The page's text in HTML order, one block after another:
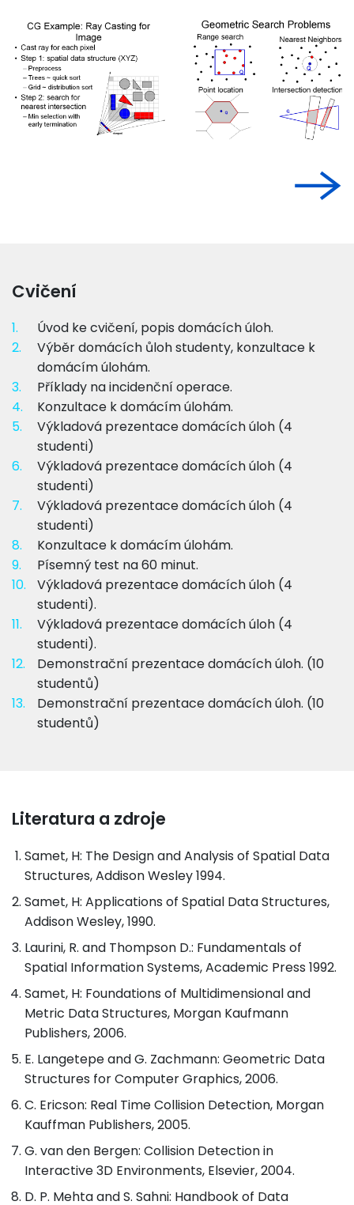
Cvičení
1.
Úvod ke cvičení, popis domácích úloh.
2.
Výběr domácích ůloh studenty, konzultace k
domácím úlohám.
3.
Příklady na incidenční operace.
4.
Konzultace k domácím úlohám.
5.
Výkladová prezentace domácích úloh (4
studenti)
6.
Výkladová prezentace domácích úloh (4
studenti)
7.
Výkladová prezentace domácích úloh (4
studenti)
8.
Konzultace k domácím úlohám.
9.
Písemný test na 60 minut.
10.
Výkladová prezentace domácích úloh (4
studenti).
11.
Výkladová prezentace domácích úloh (4
studenti).
12.
Demonstrační prezentace domácích úloh. (10
studentů)
13.
Demonstrační prezentace domácích úloh. (10
studentů)
Literatura a zdroje
Samet, H: The Design and Analysis of Spatial Data
Structures, Addison Wesley 1994.
Samet, H: Applications of Spatial Data Structures,
Addison Wesley, 1990.
Laurini, R. and Thompson D.: Fundamentals of
Spatial Information Systems, Academic Press 1992.
Samet, H: Foundations of Multidimensional and
Metric Data Structures, Morgan Kaufmann
Publishers, 2006.
E. Langetepe and G. Zachmann: Geometric Data
Structures for Computer Graphics, 2006.
C. Ericson: Real Time Collision Detection, Morgan
Kauffman Publishers, 2005.
G. van den Bergen: Collision Detection in
Interactive 3D Environments, Elsevier, 2004.
D. P. Mehta and S. Sahni: Handbook of Data